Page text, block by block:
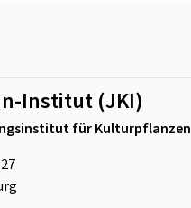
Institut (JKI)
für Kulturpflanzen